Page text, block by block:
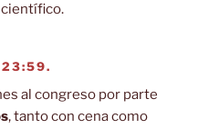
23:59.
al congreso por parte
, tanto con cena como